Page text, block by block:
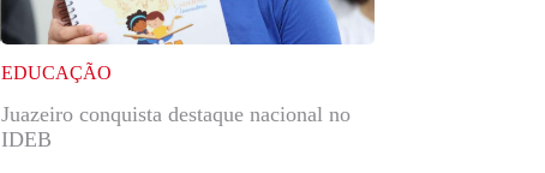
EDUCAÇÃO
Juazeiro conquista destaque nacional no
IDEB